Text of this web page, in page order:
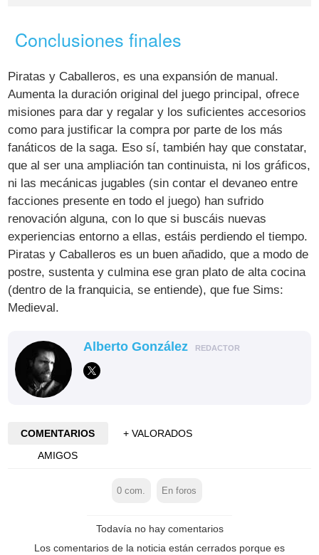
Conclusiones finales
Piratas y Caballeros, es una expansión de manual.
Aumenta la duración original del juego principal, ofrece
misiones para dar y regalar y los suficientes accesorios
como para justificar la compra por parte de los más
fanáticos de la saga. Eso sí, también hay que constatar,
que al ser una ampliación tan continuista, ni los gráficos,
ni las mecánicas jugables (sin contar el devaneo entre
facciones presente en todo el juego) han sufrido
renovación alguna, con lo que si buscáis nuevas
experiencias entorno a ellas, estáis perdiendo el tiempo.
Piratas y Caballeros es un buen añadido, que a modo de
postre, sustenta y culmina ese gran plato de alta cocina
(dentro de la franquicia, se entiende), que fue Sims:
Medieval.
Alberto González REDACTOR
COMENTARIOS
+ VALORADOS
AMIGOS
0 com. En foros
Todavía no hay comentarios
Los comentarios de la noticia están cerrados porque es